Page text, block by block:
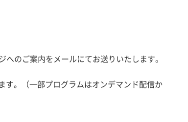
のご案内をメールにてお送りいたします。
す。（一部プログラムはオンデマンド配信か